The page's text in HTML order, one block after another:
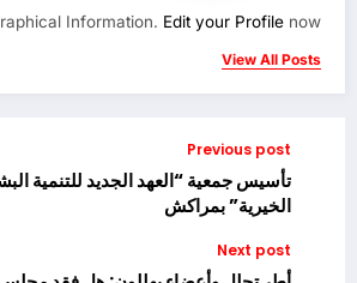
Information. Edit your Profile now.
View All Posts
Previous post
تأسيس جمعية “العهد الجديد للتنمية
الخيرية” بمراكش
Next post